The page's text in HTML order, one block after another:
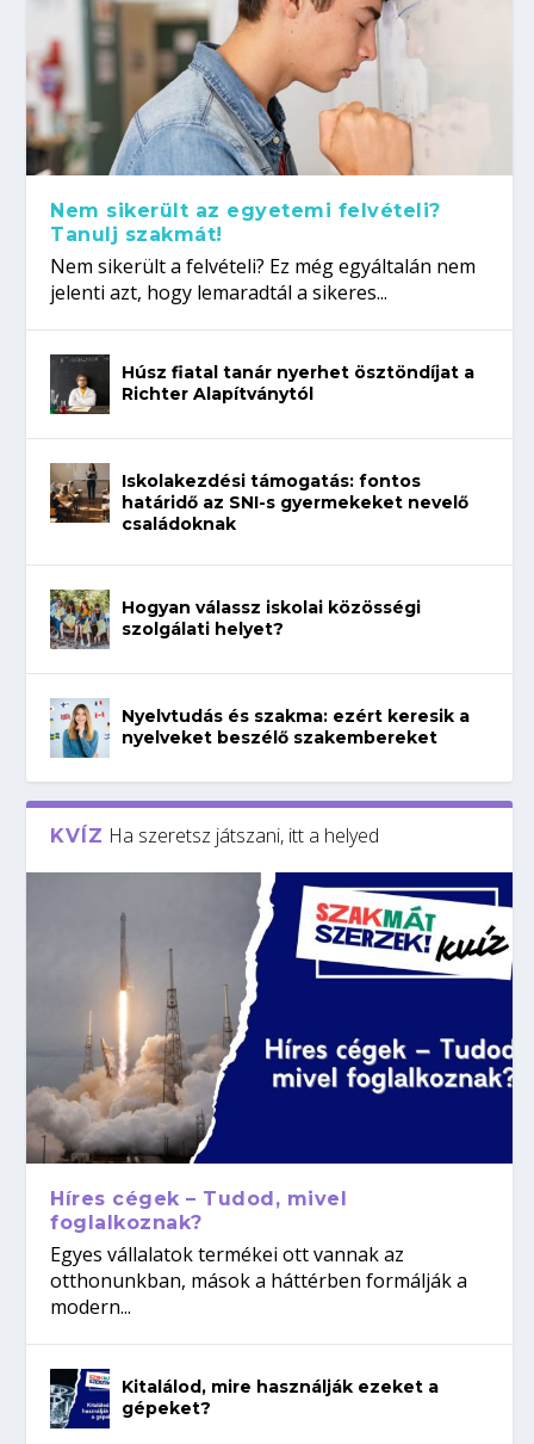
Nem sikerült az egyetemi felvételi?
Tanulj szakmát!
Nem sikerült a felvételi? Ez még egyáltalán nem
jelenti azt, hogy lemaradtál a sikeres...
Húsz fiatal tanár nyerhet ösztöndíjat a
Richter Alapítványtól
Iskolakezdési támogatás: fontos
határidő az SNI-s gyermekeket nevelő
családoknak
Hogyan válassz iskolai közösségi
szolgálati helyet?
Nyelvtudás és szakma: ezért keresik a
nyelveket beszélő szakembereket
KVÍZ Ha szeretsz játszani, itt a helyed
Híres cégek – Tudod, mivel
foglalkoznak?
Egyes vállalatok termékei ott vannak az
otthonunkban, mások a háttérben formálják a
modern...
Kitalálod, mire használják ezeket a
gépeket?